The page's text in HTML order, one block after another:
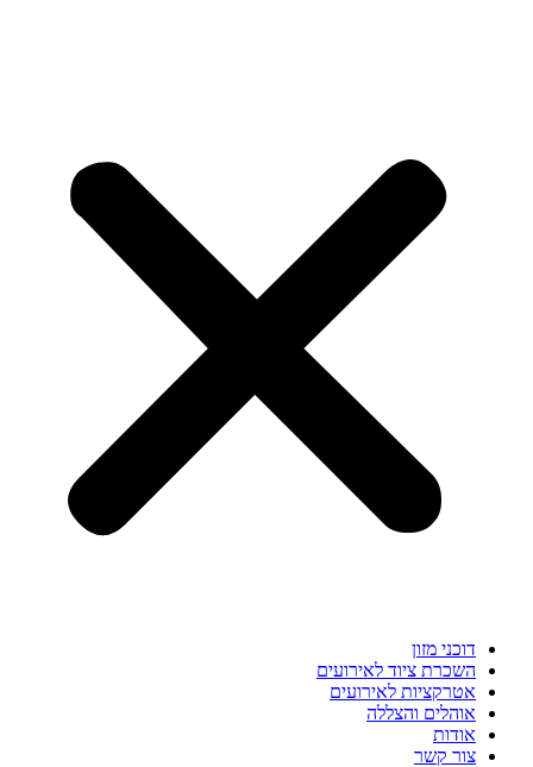
דוכני מזון
השכרת ציוד לאירועים
אטרקציות לאירועים
אוהלים והצללה
אודות
צור קשר